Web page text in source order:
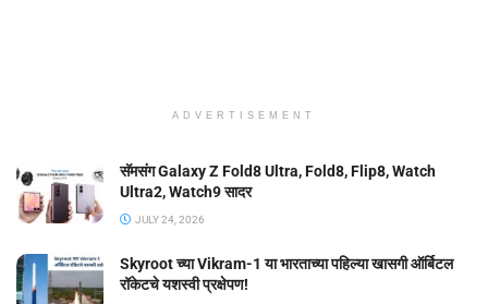
ADVERTISEMENT
सॅमसंग Galaxy Z Fold8 Ultra, Fold8, Flip8, Watch
Ultra2, Watch9 सादर
JULY 24, 2026
Skyroot च्या Vikram-1 या भारताच्या पहिल्या खासगी ऑर्बिटल
रॉकेटचे यशस्वी प्रक्षेपण!